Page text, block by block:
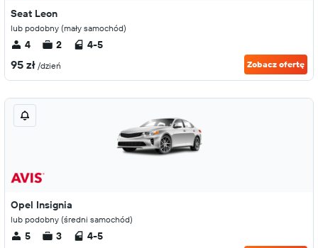
Seat Leon
lub podobny (mały samochód)
4 2 4-5
95 zł /dzień Zobacz ofertę
Opel Insignia
lub podobny (średni samochód)
5 3 4-5